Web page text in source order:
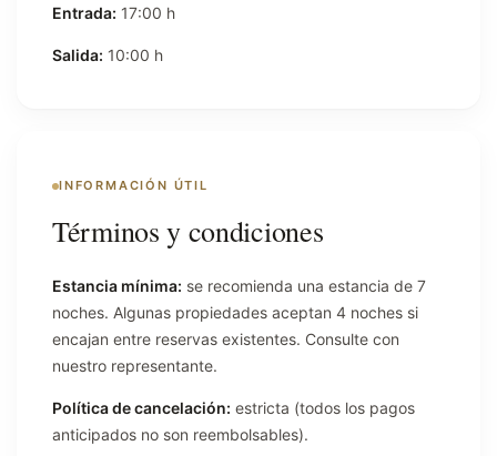
Entrada: 17:00 h
Salida: 10:00 h
INFORMACIÓN ÚTIL
Términos y condiciones
Estancia mínima: se recomienda una estancia de 7
noches. Algunas propiedades aceptan 4 noches si
encajan entre reservas existentes. Consulte con
nuestro representante.
Política de cancelación: estricta (todos los pagos
anticipados no son reembolsables).